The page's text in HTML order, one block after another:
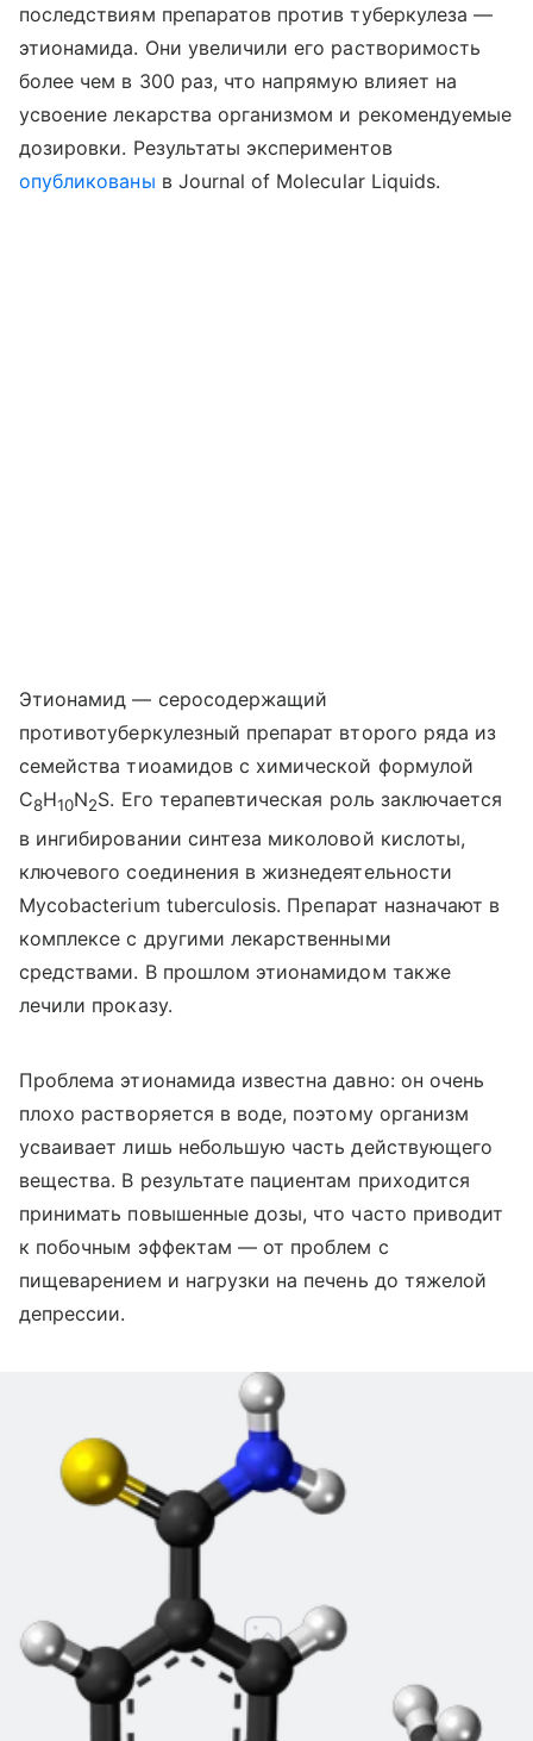
последствиям препаратов против туберкулеза —
этионамида. Они увеличили его растворимость
более чем в 300 раз, что напрямую влияет на
усвоение лекарства организмом и рекомендуемые
дозировки. Результаты экспериментов
опубликованы в Journal of Molecular Liquids.
Этионамид — серосодержащий
противотуберкулезный препарат второго ряда из
семейства тиоамидов с химической формулой
C8H10N2S. Его терапевтическая роль заключается
в ингибировании синтеза миколовой кислоты,
ключевого соединения в жизнедеятельности
Mycobacterium tuberculosis. Препарат назначают в
комплексе с другими лекарственными
средствами. В прошлом этионамидом также
лечили проказу.
Проблема этионамида известна давно: он очень
плохо растворяется в воде, поэтому организм
усваивает лишь небольшую часть действующего
вещества. В результате пациентам приходится
принимать повышенные дозы, что часто приводит
к побочным эффектам — от проблем с
пищеварением и нагрузки на печень до тяжелой
депрессии.